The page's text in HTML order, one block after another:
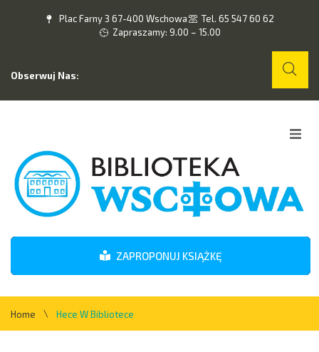
Plac Farny 3 67-400 Wschowa
Tel. 65 547 60 62
Zapraszamy: 9.00 – 15.00
Obserwuj Nas:
O nas
Wydarzenia
Kontakt
ZAPROPONUJ KSIĄŻKĘ
Home \ Hece W Bibliotece